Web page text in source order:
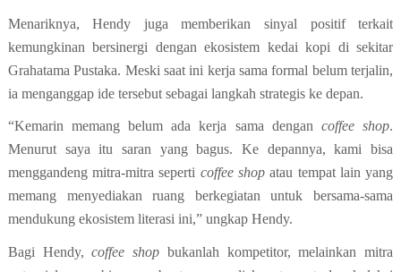
Menariknya, Hendy juga memberikan sinyal positif terkait
kemungkinan bersinergi dengan ekosistem kedai kopi di sekitar
Grahatama Pustaka. Meski saat ini kerja sama formal belum terjalin,
ia menganggap ide tersebut sebagai langkah strategis ke depan.
“Kemarin memang belum ada kerja sama dengan coffee shop.
Menurut saya itu saran yang bagus. Ke depannya, kami bisa
menggandeng mitra-mitra seperti coffee shop atau tempat lain yang
memang menyediakan ruang berkegiatan untuk bersama-sama
mendukung ekosistem literasi ini,” ungkap Hendy.
Bagi Hendy,coffee shop bukanlah kompetitor, melainkan mitra